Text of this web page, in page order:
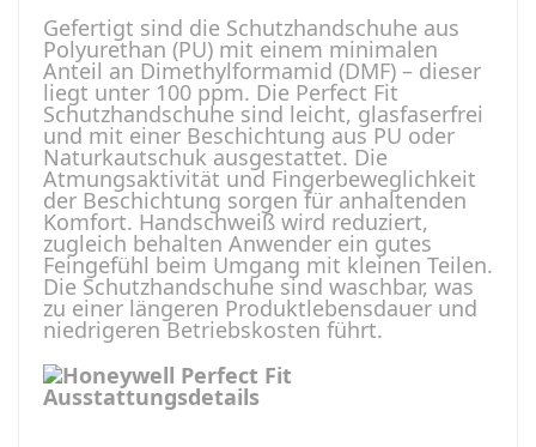
Gefertigt sind die Schutzhandschuhe aus
Polyurethan (PU) mit einem minimalen
Anteil an Dimethylformamid (DMF) – dieser
liegt unter 100 ppm. Die Perfect Fit
Schutzhandschuhe sind leicht, glasfaserfrei
und mit einer Beschichtung aus PU oder
Naturkautschuk ausgestattet. Die
Atmungsaktivität und Fingerbeweglichkeit
der Beschichtung sorgen für anhaltenden
Komfort. Handschweiß wird reduziert,
zugleich behalten Anwender ein gutes
Feingefühl beim Umgang mit kleinen Teilen.
Die Schutzhandschuhe sind waschbar, was
zu einer längeren Produktlebensdauer und
niedrigeren Betriebskosten führt.